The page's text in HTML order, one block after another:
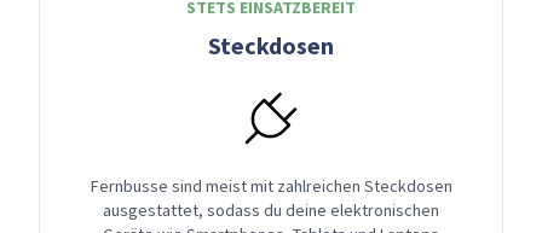
STETS EINSATZBEREIT
Steckdosen
Fernbusse sind meist mit zahlreichen Steckdosen
ausgestattet, sodass du deine elektronischen